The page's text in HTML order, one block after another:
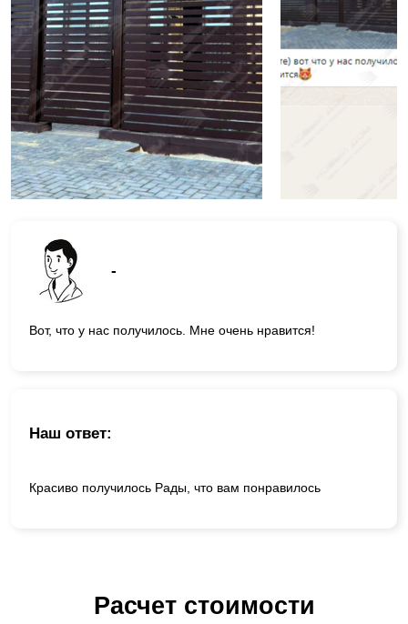
-
Вот, что у нас получилось. Мне очень нравится!
Наш ответ:
Красиво получилось Рады, что вам понравилось
Расчет стоимости